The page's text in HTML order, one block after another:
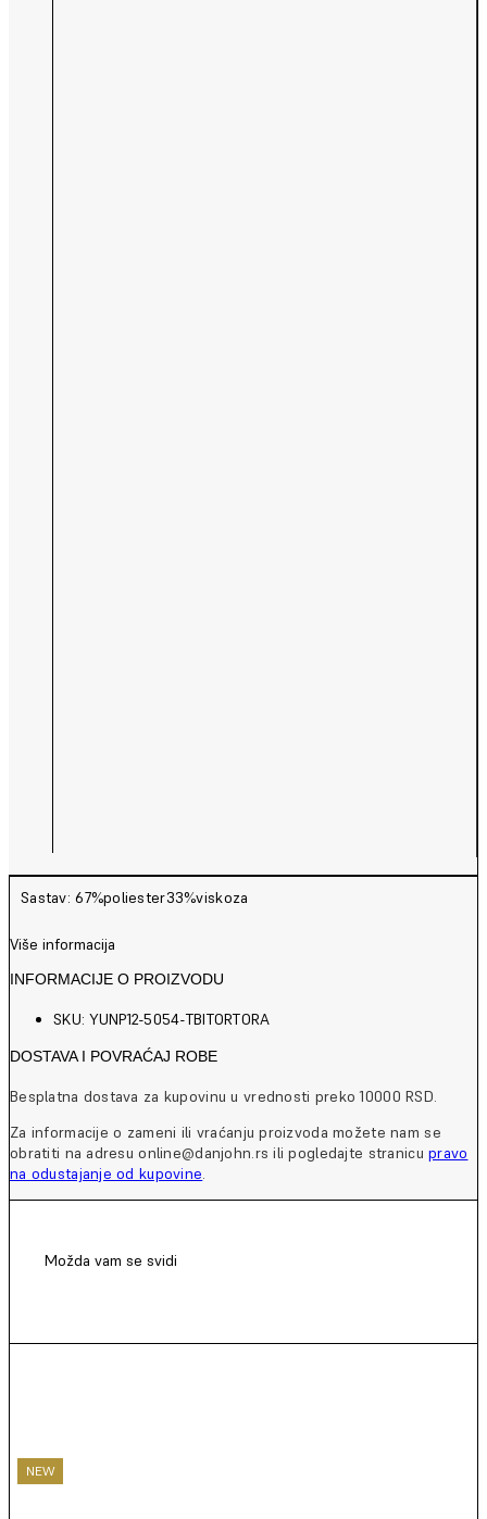
Sastav: 67%poliester33%viskoza
Više informacija
INFORMACIJE O PROIZVODU
SKU: YUNP12-5054-TBITORTORA
DOSTAVA I POVRAĆAJ ROBE
Besplatna dostava za kupovinu u vrednosti preko 10000 RSD.
Za informacije o zameni ili vraćanju proizvoda možete nam se
obratiti na adresu online@danjohn.rs ili pogledajte stranicupravo
na odustajanje od kupovine.
Možda vam se svidi
NEW
NEW
NEW
NEW
NEW
NEW
NEW
NEW
NEW